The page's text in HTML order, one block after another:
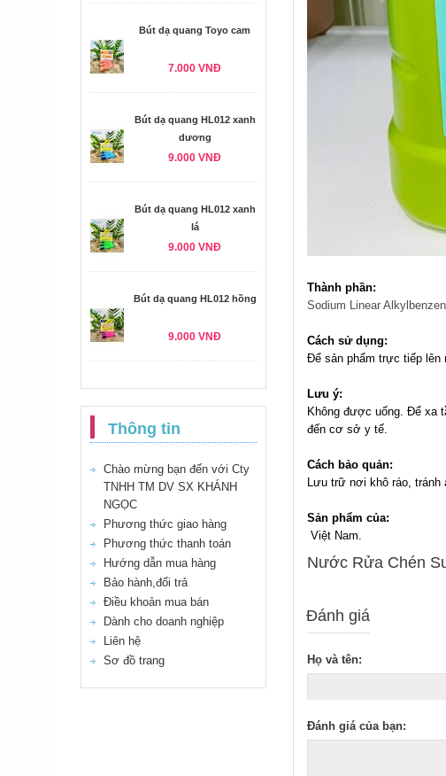
Bút dạ quang Toyo cam
7.000 VNĐ
Bút dạ quang HL012 xanh
dương
9.000 VNĐ
Bút dạ quang HL012 xanh
lá
9.000 VNĐ
Bút dạ quang HL012 hồng
9.000 VNĐ
Thông tin
Chào mừng bạn đến với Cty
TNHH TM DV SX KHÁNH
NGỌC
Phương thức giao hàng
Phương thức thanh toán
Hướng dẫn mua hàng
Bảo hành,đổi trả
Điều khoản mua bán
Dành cho doanh nghiệp
Liên hệ
Sơ đồ trang
Thành phần:
Sodium Linear
Cách sử dụng:
Để sản phẩm trực tiếp lên
Lưu ý:
Không được uống. Để xa
đến cơ sở y tế.
Cách bảo quản:
Lưu trữ nơi khô ráo, tránh
Sản phẩm của:
Việt Nam.
Nước Rửa Chén
Đánh giá
Họ và tên:
Đánh giá của bạn: